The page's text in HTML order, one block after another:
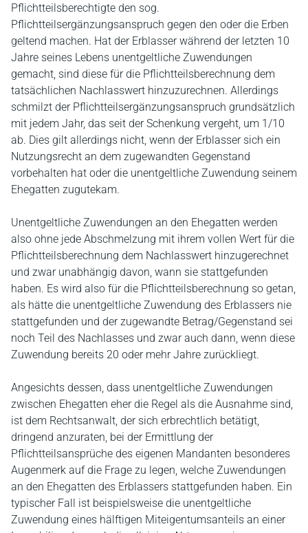
Pflichtteilsberechtigte den sog.
Pflichtteilsergänzungsanspruch gegen den oder die Erben
geltend machen. Hat der Erblasser während der letzten 10
Jahre seines Lebens unentgeltliche Zuwendungen
gemacht, sind diese für die Pflichtteilsberechnung dem
tatsächlichen Nachlasswert hinzuzurechnen. Allerdings
schmilzt der Pflichtteilsergänzungsanspruch grundsätzlich
mit jedem Jahr, das seit der Schenkung vergeht, um 1/10
ab. Dies gilt allerdings nicht, wenn der Erblasser sich ein
Nutzungsrecht an dem zugewandten Gegenstand
vorbehalten hat oder die unentgeltliche Zuwendung seinem
Ehegatten zugutekam.
Unentgeltliche Zuwendungen an den Ehegatten werden
also ohne jede Abschmelzung mit ihrem vollen Wert für die
Pflichtteilsberechnung dem Nachlasswert hinzugerechnet
und zwar unabhängig davon, wann sie stattgefunden
haben. Es wird also für die Pflichtteilsberechnung so getan,
als hätte die unentgeltliche Zuwendung des Erblassers nie
stattgefunden und der zugewandte Betrag/Gegenstand sei
noch Teil des Nachlasses und zwar auch dann, wenn diese
Zuwendung bereits 20 oder mehr Jahre zurückliegt.
Angesichts dessen, dass unentgeltliche Zuwendungen
zwischen Ehegatten eher die Regel als die Ausnahme sind,
ist dem Rechtsanwalt, der sich erbrechtlich betätigt,
dringend anzuraten, bei der Ermittlung der
Pflichtteilsansprüche des eigenen Mandanten besonderes
Augenmerk auf die Frage zu legen, welche Zuwendungen
an den Ehegatten des Erblassers stattgefunden haben. Ein
typischer Fall ist beispielsweise die unentgeltliche
Zuwendung eines hälftigen Miteigentumsanteils an einer